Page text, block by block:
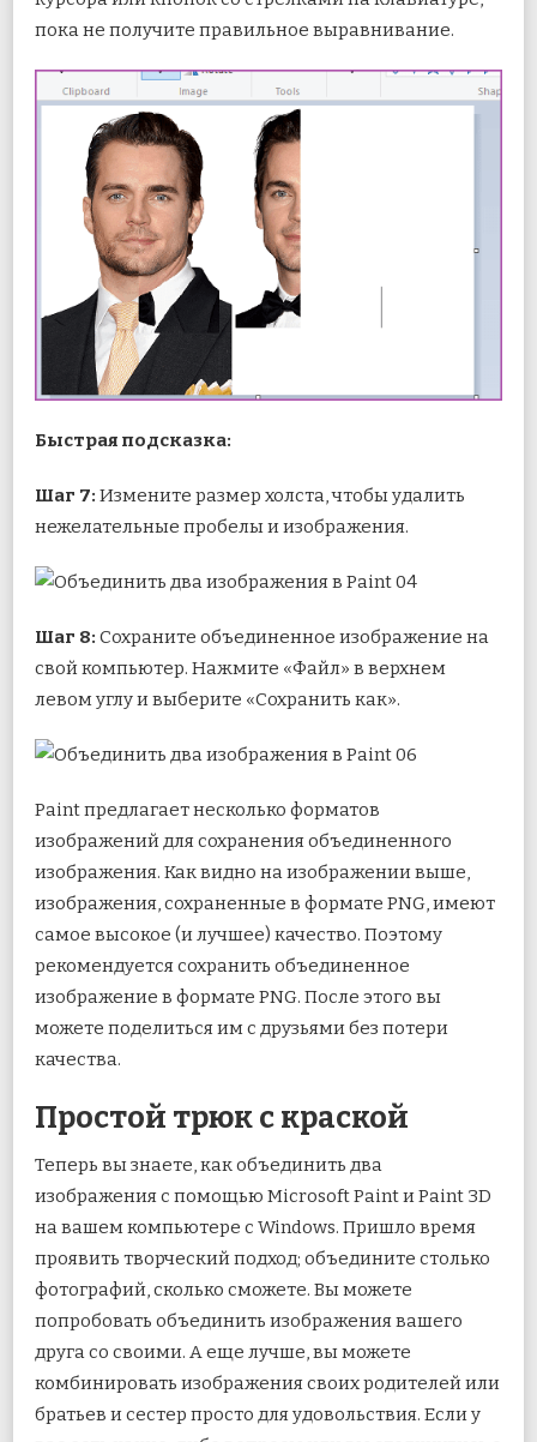
пока не получите правильное выравнивание.
Быстрая подсказка:
Шаг 7: Измените размер холста, чтобы удалить
нежелательные пробелы и изображения.
Шаг 8: Сохраните объединенное изображение на
свой компьютер. Нажмите «Файл» в верхнем
левом углу и выберите «Сохранить как».
Paint предлагает несколько форматов
изображений для сохранения объединенного
изображения. Как видно на изображении выше,
изображения, сохраненные в формате PNG, имеют
самое высокое (и лучшее) качество. Поэтому
рекомендуется сохранить объединенное
изображение в формате PNG. После этого вы
можете поделиться им с друзьями без потери
качества.
Простой трюк с краской
Теперь вы знаете, как объединить два
изображения с помощью Microsoft Paint и Paint 3D
на вашем компьютере с Windows. Пришло время
проявить творческий подход; объедините столько
фотографий, сколько сможете. Вы можете
попробовать объединить изображения вашего
друга со своими. А еще лучше, вы можете
комбинировать изображения своих родителей или
братьев и сестер просто для удовольствия. Если у